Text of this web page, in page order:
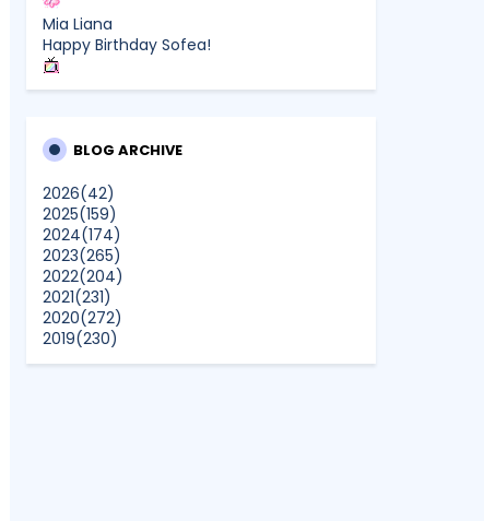
Mia Liana
Happy Birthday Sofea!
CikLilyPutih The Lifestyle Blogger
Lovers, Movie Fans, and Epic Adventure
Farhana Jafri
Pertama Kali Join Running Event, Thank
You LEGO x KLCC!
Show All
BLOG ARCHIVE
2026(42)
2025(159)
2024(174)
2023(265)
2022(204)
2021(231)
2020(272)
2019(230)
2018(496)